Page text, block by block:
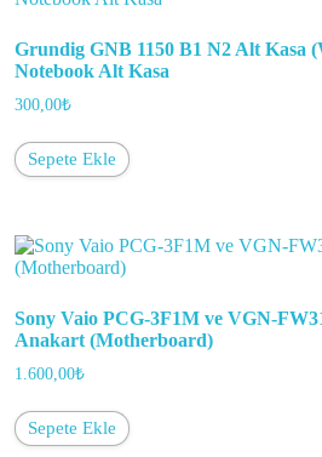
Grundig GNB 1150 B1 N2 Alt Kasa
Notebook Alt Kasa
300,00₺
Sepete Ekle
Sony Vaio PCG-3F1M ve VGN-
Anakart (Motherboard)
1.600,00₺
Sepete Ekle